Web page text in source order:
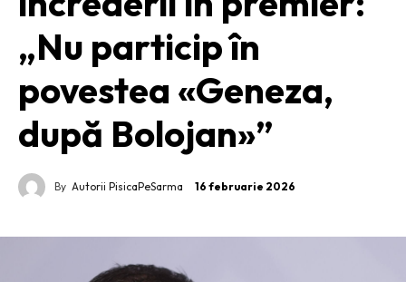
„Nu particip în
povestea «Geneza,
după Bolojan»”
By Autorii PisicaPeSarma 16 februarie 2026